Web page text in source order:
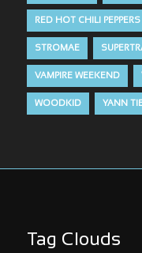
RED HOT CHILI PEPPERS
STROMAE
VAMPIRE WEEKEND
WOODKID YANN
Tag Clouds